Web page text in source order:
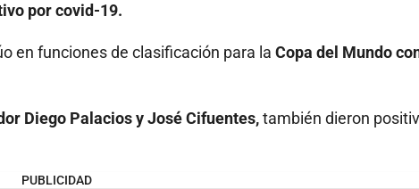
por covid-19.
en funciones de clasificación para la Copa del Mundo
Diego Palacios y José Cifuentes,también dieron
PUBLICIDAD